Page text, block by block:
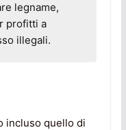
legname,
profitti a
illegali.
incluso quello di